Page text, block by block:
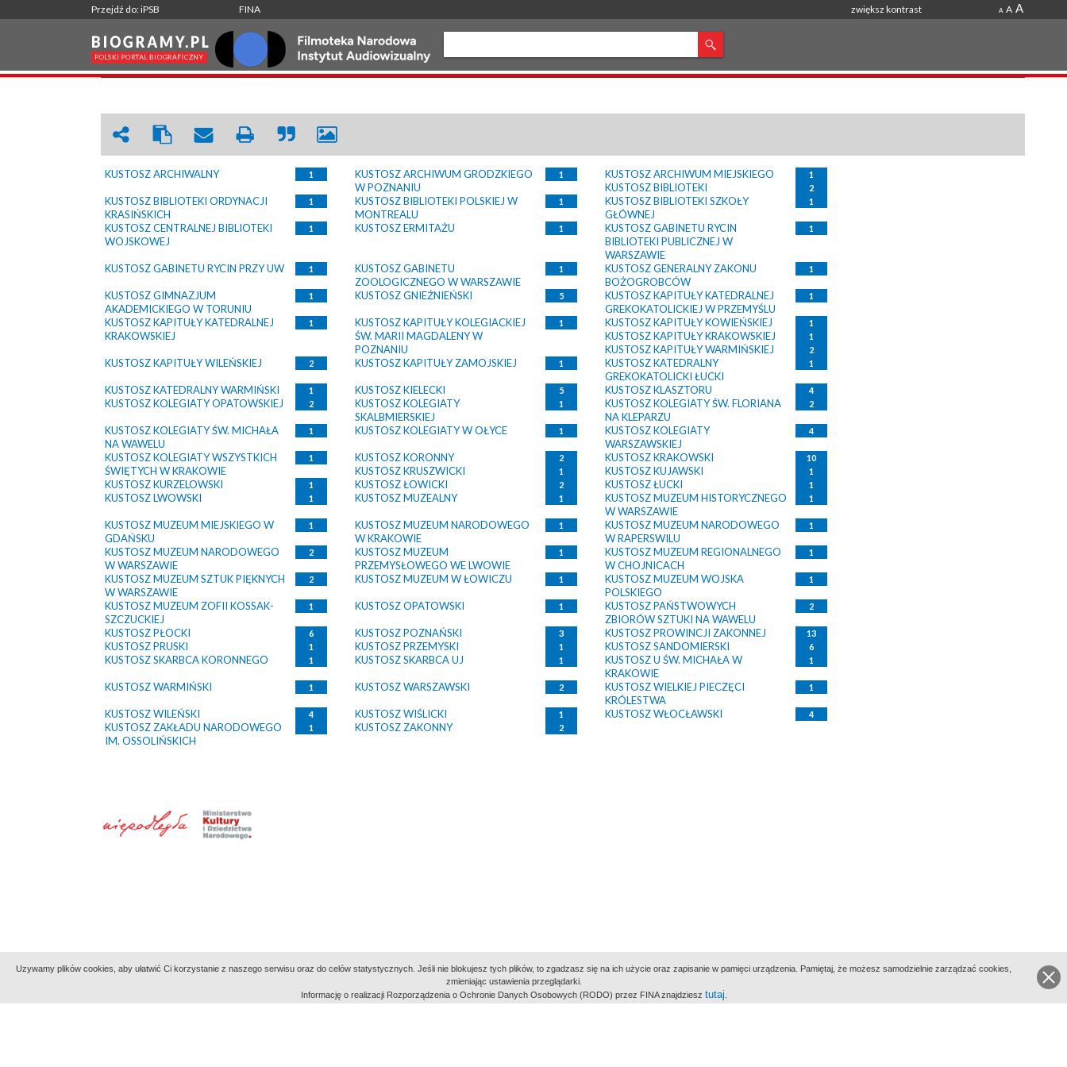
Przejdź do: iPSB FINA zwiększ kontrast A A A
KUSTOSZ | WRÓĆ
KUSTOSZ ARCHIWALNY 1
KUSTOSZ ARCHIWUM GRODZKIEGO
W POZNANIU
1 KUSTOSZ ARCHIWUM MIEJSKIEGO 1
KUSTOSZ BIBLIOTEKI 2
KUSTOSZ BIBLIOTEKI ORDYNACJI
KRASIŃSKICH
1
KUSTOSZ BIBLIOTEKI POLSKIEJ W
MONTREALU
1
KUSTOSZ BIBLIOTEKI SZKOŁY
GŁÓWNEJ
1
KUSTOSZ CENTRALNEJ BIBLIOTEKI
WOJSKOWEJ
1 KUSTOSZ ERMITAŻU 1
KUSTOSZ GABINETU RYCIN
BIBLIOTEKI PUBLICZNEJ W
WARSZAWIE
1
KUSTOSZ GABINETU RYCIN PRZY UW 1
KUSTOSZ GABINETU
ZOOLOGICZNEGO W WARSZAWIE
1
KUSTOSZ GENERALNY ZAKONU
BOŻOGROBCÓW
1
KUSTOSZ GIMNAZJUM
AKADEMICKIEGO W TORUNIU
1 KUSTOSZ GNIEŹNIEŃSKI 5
KUSTOSZ KAPITUŁY KATEDRALNEJ
GREKOKATOLICKIEJ W PRZEMYŚLU
1
KUSTOSZ KAPITUŁY KATEDRALNEJ
KRAKOWSKIEJ
1
KUSTOSZ KAPITUŁY KOLEGIACKIEJ
ŚW. MARII MAGDALENY W
POZNANIU
1 KUSTOSZ KAPITUŁY KOWIEŃSKIEJ 1
KUSTOSZ KAPITUŁY KRAKOWSKIEJ 1
KUSTOSZ KAPITUŁY WARMIŃSKIEJ 2
KUSTOSZ KAPITUŁY WILEŃSKIEJ 2 KUSTOSZ KAPITUŁY ZAMOJSKIEJ 1
KUSTOSZ KATEDRALNY
GREKOKATOLICKI ŁUCKI
1
KUSTOSZ KATEDRALNY WARMIŃSKI 1 KUSTOSZ KIELECKI 5 KUSTOSZ KLASZTORU 4
KUSTOSZ KOLEGIATY OPATOWSKIEJ 2
KUSTOSZ KOLEGIATY
SKALBMIERSKIEJ
1
KUSTOSZ KOLEGIATY ŚW. FLORIANA
NA KLEPARZU
2
KUSTOSZ KOLEGIATY ŚW. MICHAŁA
NA WAWELU
1 KUSTOSZ KOLEGIATY W OŁYCE 1
KUSTOSZ KOLEGIATY
WARSZAWSKIEJ
4
KUSTOSZ KOLEGIATY WSZYSTKICH
ŚWIĘTYCH W KRAKOWIE
1 KUSTOSZ KORONNY 2 KUSTOSZ KRAKOWSKI 10
KUSTOSZ KRUSZWICKI 1 KUSTOSZ KUJAWSKI 1
KUSTOSZ KURZELOWSKI 1 KUSTOSZ ŁOWICKI 2 KUSTOSZ ŁUCKI 1
KUSTOSZ LWOWSKI 1 KUSTOSZ MUZEALNY 1
KUSTOSZ MUZEUM HISTORYCZNEGO
W WARSZAWIE
1
KUSTOSZ MUZEUM MIEJSKIEGO W
GDAŃSKU
1
KUSTOSZ MUZEUM NARODOWEGO
W KRAKOWIE
1
KUSTOSZ MUZEUM NARODOWEGO
W RAPERSWILU
1
KUSTOSZ MUZEUM NARODOWEGO
W WARSZAWIE
2
KUSTOSZ MUZEUM
PRZEMYSŁOWEGO WE LWOWIE
1
KUSTOSZ MUZEUM REGIONALNEGO
W CHOJNICACH
1
KUSTOSZ MUZEUM SZTUK PIĘKNYCH
W WARSZAWIE
2 KUSTOSZ MUZEUM W ŁOWICZU 1
KUSTOSZ MUZEUM WOJSKA
POLSKIEGO
1
KUSTOSZ MUZEUM ZOFII KOSSAK-
SZCZUCKIEJ
1 KUSTOSZ OPATOWSKI 1
KUSTOSZ PAŃSTWOWYCH
ZBIORÓW SZTUKI NA WAWELU
2
KUSTOSZ PŁOCKI 6 KUSTOSZ POZNAŃSKI 3 KUSTOSZ PROWINCJI ZAKONNEJ 13
KUSTOSZ PRUSKI 1 KUSTOSZ PRZEMYSKI 1 KUSTOSZ SANDOMIERSKI 6
KUSTOSZ SKARBCA KORONNEGO 1 KUSTOSZ SKARBCA UJ 1
KUSTOSZ U ŚW. MICHAŁA W
KRAKOWIE
1
KUSTOSZ WARMIŃSKI 1 KUSTOSZ WARSZAWSKI 2
KUSTOSZ WIELKIEJ PIECZĘCI
KRÓLESTWA
1
KUSTOSZ WILEŃSKI 4 KUSTOSZ WIŚLICKI 1 KUSTOSZ WŁOCŁAWSKI 4
KUSTOSZ ZAKŁADU NARODOWEGO
IM. OSSOLIŃSKICH
1 KUSTOSZ ZAKONNY 2
Indeksy: aktywności alfabetyczny tematyczny miejsc
Uzywamy plików cookies, aby ułatwić Ci korzystanie z naszego serwisu oraz do celów statystycznych. Jeśli nie blokujesz tych plików, to zgadzasz się na ich użycie oraz zapisanie w pamięci urządzenia. Pamiętaj, że możesz samodzielnie zarządzać cookies,
zmieniając ustawienia przeglądarki.
Informację o realizacji Rozporządzenia o Ochronie Danych Osobowych (RODO) przez FINA znajdziesz tutaj